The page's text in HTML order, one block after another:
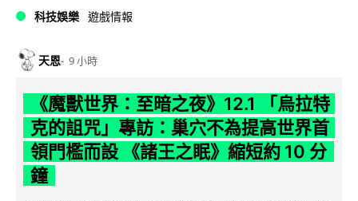
科技娛樂 遊戲情報
天恩 9 小時
《魔獸世界：至暗之夜》12.1 「烏拉特
克的詛咒」專訪：巢穴不為提高世界首
領門檻而設 《諸王之眠》縮短約 10 分
鐘